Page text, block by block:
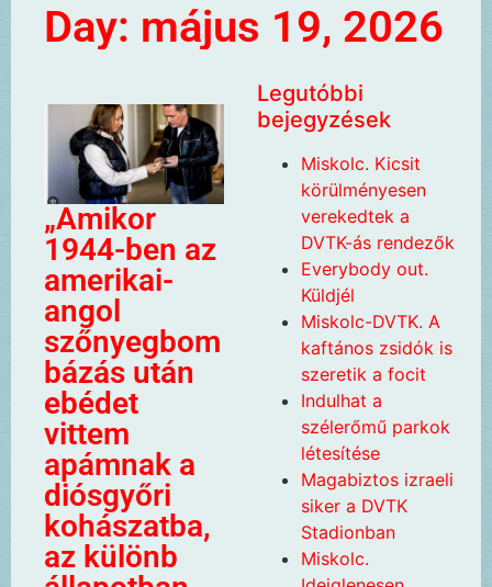
Day: május 19, 2026
„Amikor
1944-ben az
amerikai-
angol
szőnyegbom
bázás után
ebédet
vittem
apámnak a
diósgyőri
kohászatba,
az különb
Legutóbbi
bejegyzések
Miskolc. Kicsit
körülményesen
verekedtek a
DVTK-ás rendezők
Everybody out.
Küldjél
Miskolc-DVTK. A
kaftános zsidók is
szeretik a focit
Indulhat a
szélerőmű parkok
létesítése
Magabiztos izraeli
siker a DVTK
Stadionban
Miskolc.